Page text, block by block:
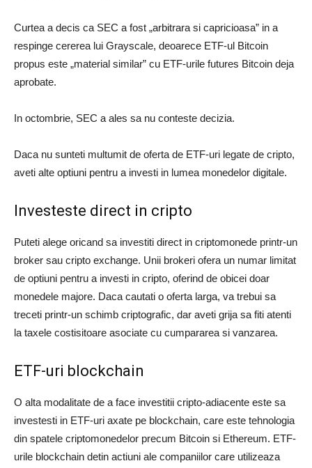
Curtea a decis ca SEC a fost „arbitrara si capricioasa” in a
respinge cererea lui Grayscale, deoarece ETF-ul Bitcoin
propus este „material similar” cu ETF-urile futures Bitcoin deja
aprobate.
In octombrie, SEC a ales sa nu conteste decizia.
Daca nu sunteti multumit de oferta de ETF-uri legate de cripto,
aveti alte optiuni pentru a investi in lumea monedelor digitale.
Investeste direct in cripto
Puteti alege oricand sa investiti direct in criptomonede printr-un
broker sau cripto exchange. Unii brokeri ofera un numar limitat
de optiuni pentru a investi in cripto, oferind de obicei doar
monedele majore. Daca cautati o oferta larga, va trebui sa
treceti printr-un schimb criptografic, dar aveti grija sa fiti atenti
la taxele costisitoare asociate cu cumpararea si vanzarea.
ETF-uri blockchain
O alta modalitate de a face investitii cripto-adiacente este sa
investesti in ETF-uri axate pe blockchain, care este tehnologia
din spatele criptomonedelor precum Bitcoin si Ethereum. ETF-
urile blockchain detin actiuni ale companiilor care utilizeaza